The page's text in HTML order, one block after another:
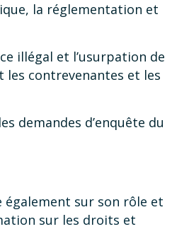
la réglementation et
illégal et l’usurpation de
contrevenantes et les
demandes d’enquête du
également sur son rôle et
sur les droits et